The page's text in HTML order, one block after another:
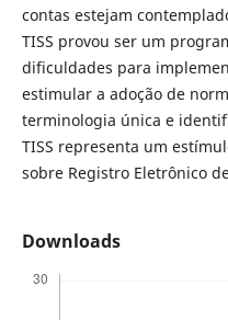
contas estejam
TISS provou ser um
dificuldades para
estimular a adoção de
terminologia única e
TISS representa um
sobre Registro Eletrônico
Downloads